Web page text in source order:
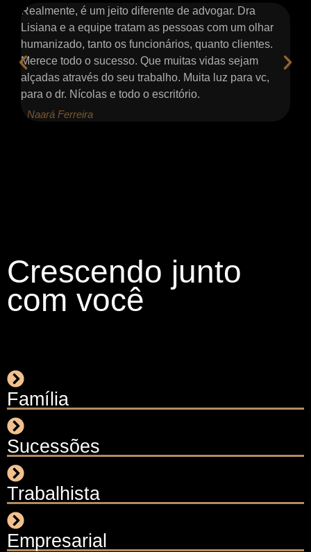
Realmente, é um jeito diferente de advogar. Dra
Lisiana e a equipe tratam as pessoas com um olhar
humanizado, tanto os funcionários, quanto clientes.
Merece todo o sucesso. Que muitas vidas sejam
alçadas através do seu trabalho. Muita luz para vc,
para o dr. Nícolas e todo o escritório.
- Naará Ferreira
Crescendo junto
com você
Família
Sucessões
Trabalhista
Empresarial